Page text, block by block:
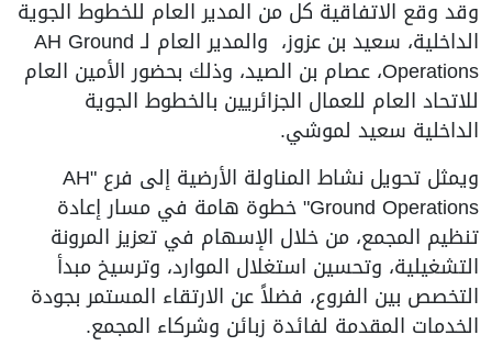
وقد وقع الاتفاقية كل من المدير العام للخطوط الجوية
الداخلية، سعيد بن عزوز، والمدير العام لـ AH Ground
Operations، عصام بن الصيد، وذلك بحضور الأمين العام
للاتحاد العام للعمال الجزائريين بالخطوط الجوية
الداخلية سعيد لموشي.
ويمثل تحويل نشاط المناولة الأرضية إلى فرع "AH
Ground Operations" خطوة هامة في مسار إعادة
تنظيم المجمع، من خلال الإسهام في تعزيز المرونة
التشغيلية، وتحسين استغلال الموارد، وترسيخ مبدأ
التخصص بين الفروع، فضلاً عن الارتقاء المستمر بجودة
الخدمات المقدمة لفائدة زبائن وشركاء المجمع.